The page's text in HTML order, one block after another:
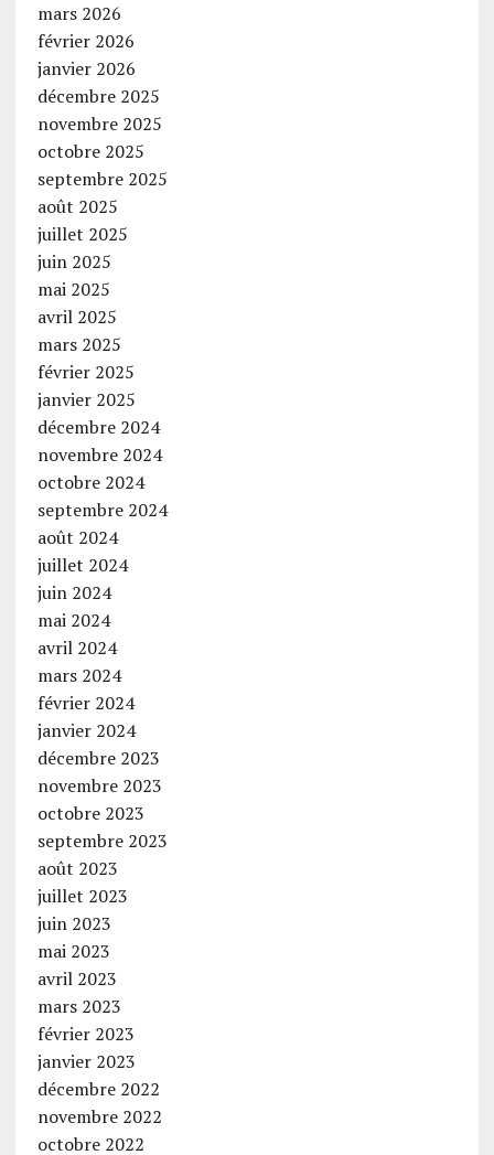
mars 2026
février 2026
janvier 2026
décembre 2025
novembre 2025
octobre 2025
septembre 2025
août 2025
juillet 2025
juin 2025
mai 2025
avril 2025
mars 2025
février 2025
janvier 2025
décembre 2024
novembre 2024
octobre 2024
septembre 2024
août 2024
juillet 2024
juin 2024
mai 2024
avril 2024
mars 2024
février 2024
janvier 2024
décembre 2023
novembre 2023
octobre 2023
septembre 2023
août 2023
juillet 2023
juin 2023
mai 2023
avril 2023
mars 2023
février 2023
janvier 2023
décembre 2022
novembre 2022
octobre 2022